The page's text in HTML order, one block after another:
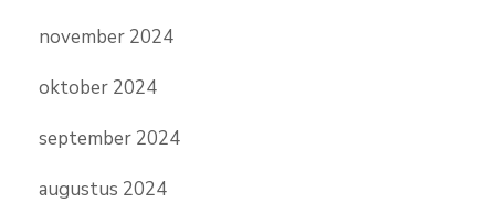
november 2024
oktober 2024
september 2024
augustus 2024